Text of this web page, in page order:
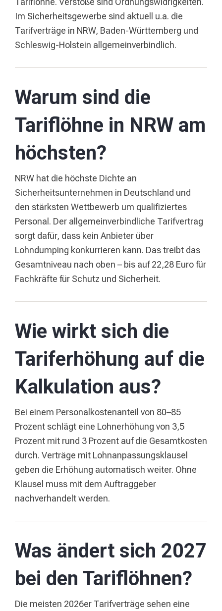
Im Sicherheitsgewerbe sind aktuell u.a. die
Tarifverträge in NRW, Baden-Württemberg und
Schleswig-Holstein allgemeinverbindlich.
Warum sind die
Tariflöhne in NRW am
höchsten?
NRW hat die höchste Dichte an
Sicherheitsunternehmen in Deutschland und
den stärksten Wettbewerb um qualifiziertes
Personal. Der allgemeinverbindliche Tarifvertrag
sorgt dafür, dass kein Anbieter über
Lohndumping konkurrieren kann. Das treibt das
Gesamtniveau nach oben – bis auf 22,28 Euro für
Fachkräfte für Schutz und Sicherheit.
Wie wirkt sich die
Tariferhöhung auf die
Kalkulation aus?
Bei einem Personalkostenanteil von 80–85
Prozent schlägt eine Lohnerhöhung von 3,5
Prozent mit rund 3 Prozent auf die Gesamtkosten
durch. Verträge mit Lohnanpassungsklausel
geben die Erhöhung automatisch weiter. Ohne
Klausel muss mit dem Auftraggeber
nachverhandelt werden.
Was ändert sich 2027
bei den Tariflöhnen?
Die meisten 2026er Tarifverträge sehen eine